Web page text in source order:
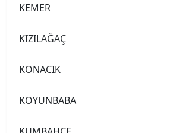
KEMER
KIZILAĞAÇ
KONACIK
KOYUNBABA